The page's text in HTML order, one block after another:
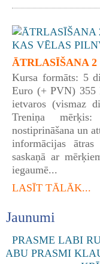
ĀTRLASĪŠANA
Kursa formāts: 5
Euro (+ PVN) 355
ietvaros (vismaz
Treniņa mērķis:
nostiprināšana un
informācijas ātras
saskaņā ar
iegaumē...
LASĪT TĀLĀK...
Jaunumi